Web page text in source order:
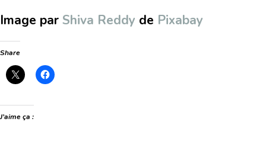
Image par Shiva Reddy de Pixabay
Share
J’aime ça :